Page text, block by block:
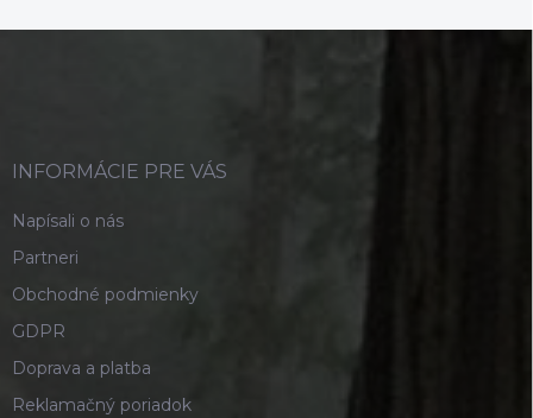
INFORMÁCIE PRE VÁS
Napísali o nás
Partneri
Obchodné podmienky
GDPR
Doprava a platba
Reklamačný poriadok